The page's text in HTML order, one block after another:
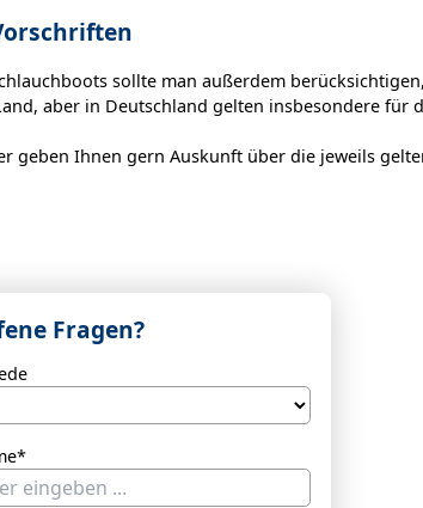
sollte man außerdem
aber in Deutschland gelten insbesondere für
geben Ihnen gern Auskunft über die jeweils
Fragen?